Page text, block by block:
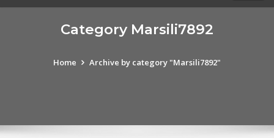
Category Marsili7892
Home Archive by category "Marsili7892"